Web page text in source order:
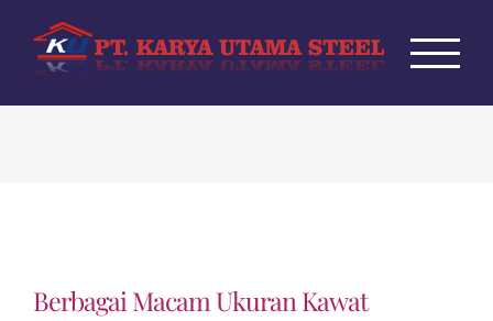
content
Berbagai Macam Ukuran Kawat